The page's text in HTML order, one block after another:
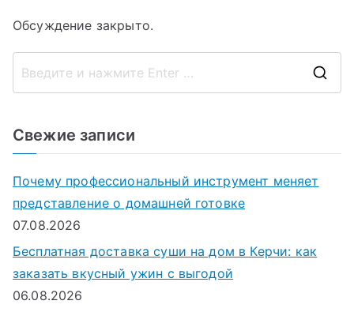
Обсуждение закрыто.
Свежие записи
Почему профессиональный инструмент меняет
представление о домашней готовке
07.08.2026
Бесплатная доставка суши на дом в Керчи: как
заказать вкусный ужин с выгодой
06.08.2026